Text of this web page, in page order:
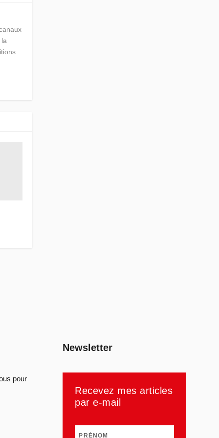
la
pour
Newsletter
Recevez mes articles
par e-mail